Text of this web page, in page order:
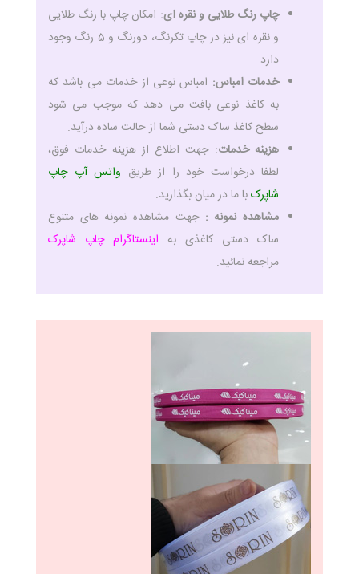
چاپ رنگ طلایی و نقره ای: امکان چاپ با رنگ طلایی
و نقره ای نیز در چاپ تکرنگ، دورنگ و 5 رنگ وجود
دارد.
خدمات امباس: امباس نوعی از خدمات می باشد که
به کاغذ نوعی بافت می دهد که موجب می شود
سطح کاغذ ساک دستی شما از حالت ساده درآید.
هزینه خدمات:جهت اطلاع از هزینه خدمات فوق،
لطفا درخواست خود را از طریق واتس آپ چاپ
شاپرکبا ما در میان بگذارید.
مشاهده نمونه :جهت مشاهده نمونه های متنوع
ساک دستی کاغذی به اینستاگرام چاپ شاپرک
مراجعه نمائید.